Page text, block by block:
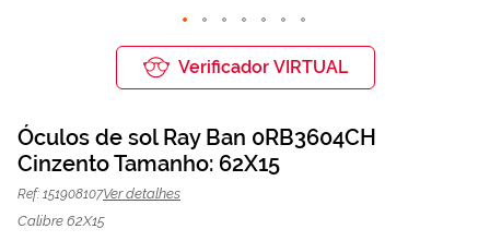
Óculos de sol Ray Ban 0RB3604CH
Cinzento | Mais Optica
Galeria
de
imagens
Verificador VIRTUAL
Óculos de sol Ray Ban 0RB3604CH
Cinzento Tamanho: 62X15
Ref: 151908107Ver detalhes
Calibre 62X15